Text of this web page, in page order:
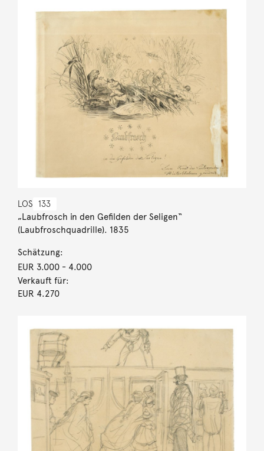
LOS 133
„Laubfrosch in den Gefilden der Seligen“
(Laubfroschquadrille). 1835
Schätzung:
EUR 3.000- 4.000
Verkauft für:
EUR 4.270